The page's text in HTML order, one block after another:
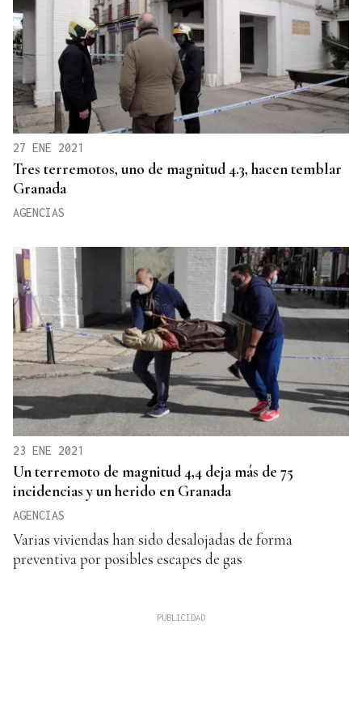
27 ENE 2021
Tres terremotos, uno de magnitud 4.3, hacen temblar
Granada
AGENCIAS
23 ENE 2021
Un terremoto de magnitud 4,4 deja más de 75
incidencias y un herido en Granada
AGENCIAS
Varias viviendas han sido desalojadas de forma
preventiva por posibles escapes de gas